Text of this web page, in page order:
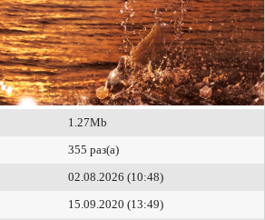
1.27Mb
355 раз(а)
02.08.2026 (10:48)
15.09.2020 (13:49)